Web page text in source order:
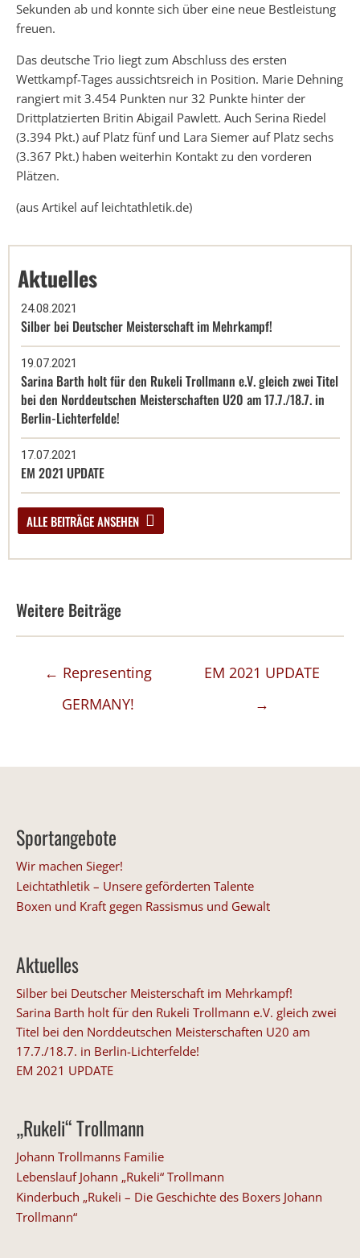
Sekunden ab und konnte sich über eine neue Bestleistung
freuen.
Das deutsche Trio liegt zum Abschluss des ersten
Wettkampf-Tages aussichtsreich in Position. Marie Dehning
rangiert mit 3.454 Punkten nur 32 Punkte hinter der
Drittplatzierten Britin Abigail Pawlett. Auch Serina Riedel
(3.394 Pkt.) auf Platz fünf und Lara Siemer auf Platz sechs
(3.367 Pkt.) haben weiterhin Kontakt zu den vorderen
Plätzen.
(aus Artikel auf leichtathletik.de)
Aktuelles
24.08.2021
Silber bei Deutscher Meisterschaft im Mehrkampf!
19.07.2021
Sarina Barth holt für den Rukeli Trollmann e.V. gleich zwei Titel
bei den Norddeutschen Meisterschaften U20 am 17.7./18.7. in
Berlin-Lichterfelde!
17.07.2021
EM 2021 UPDATE
ALLE BEITRÄGE ANSEHEN
Weitere Beiträge
navigation
← Representing
GERMANY!
EM 2021 UPDATE
→
Sportangebote
Wir machen Sieger!
Leichtathletik – Unsere geförderten Talente
Boxen und Kraft gegen Rassismus und Gewalt
Aktuelles
Silber bei Deutscher Meisterschaft im Mehrkampf!
Sarina Barth holt für den Rukeli Trollmann e.V. gleich zwei
Titel bei den Norddeutschen Meisterschaften U20 am
17.7./18.7. in Berlin-Lichterfelde!
EM 2021 UPDATE
„Rukeli“ Trollmann
Johann Trollmanns Familie
Lebenslauf Johann „Rukeli“ Trollmann
Kinderbuch „Rukeli – Die Geschichte des Boxers Johann
Trollmann“